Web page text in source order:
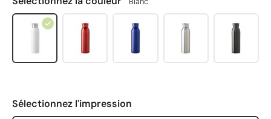
Sélectionnez l'impression